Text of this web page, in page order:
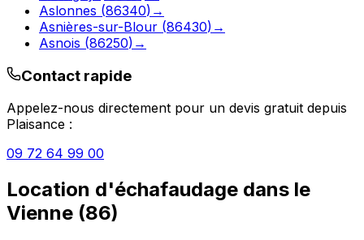
Aslonnes (86340) →
Asnières-sur-Blour (86430) →
Asnois (86250) →
Contact rapide
Appelez-nous directement pour un devis gratuit depuis
Plaisance :
09 72 64 99 00
Location d'échafaudage dans le
Vienne (86)